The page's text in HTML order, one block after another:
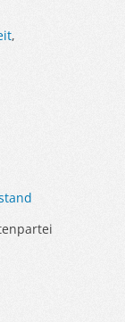
,